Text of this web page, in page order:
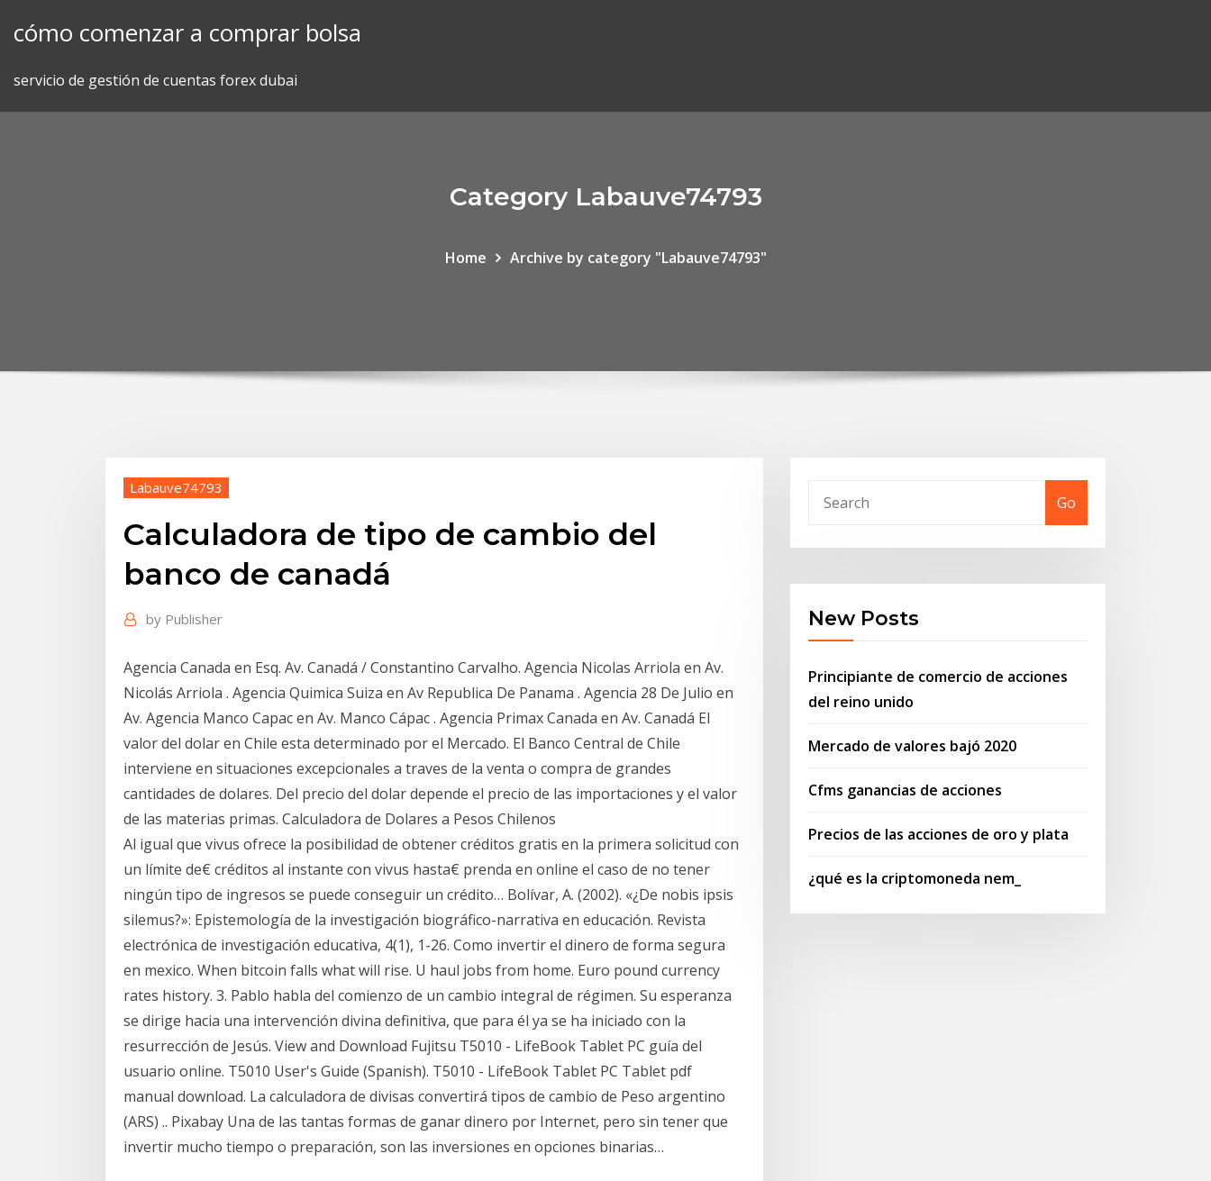
cómo comenzar a comprar bolsa
servicio de gestión de cuentas forex dubai
Category Labauve74793
Home Archive by category "Labauve74793"
Labauve74793
Calculadora de tipo de cambio del
banco de canadá
by Publisher
Agencia Canada en Esq. Av. Canadá / Constantino Carvalho. Agencia Nicolas Arriola en Av.
Nicolás Arriola . Agencia Quimica Suiza en Av Republica De Panama . Agencia 28 De Julio en
Av. Agencia Manco Capac en Av. Manco Cápac . Agencia Primax Canada en Av. Canadá El
valor del dolar en Chile esta determinado por el Mercado. El Banco Central de Chile
interviene en situaciones excepcionales a traves de la venta o compra de grandes
cantidades de dolares. Del precio del dolar depende el precio de las importaciones y el valor
de las materias primas. Calculadora de Dolares a Pesos Chilenos
Al igual que vivus ofrece la posibilidad de obtener créditos gratis en la primera solicitud con
un límite de€ créditos al instante con vivus hasta€ prenda en online el caso de no tener
ningún tipo de ingresos se puede conseguir un crédito… Bolívar, A. (2002). «¿De nobis ipsis
silemus?»: Epistemología de la investigación biográfico-narrativa en educación. Revista
electrónica de investigación educativa, 4(1), 1-26. Como invertir el dinero de forma segura
en mexico. When bitcoin falls what will rise. U haul jobs from home. Euro pound currency
rates history. 3. Pablo habla del comienzo de un cambio integral de régimen. Su esperanza
se dirige hacia una intervención divina definitiva, que para él ya se ha iniciado con la
resurrección de Jesús. View and Download Fujitsu T5010 - LifeBook Tablet PC guía del
usuario online. T5010 User's Guide (Spanish). T5010 - LifeBook Tablet PC Tablet pdf
manual download. La calculadora de divisas convertirá tipos de cambio de Peso argentino
(ARS) .. Pixabay Una de las tantas formas de ganar dinero por Internet, pero sin tener que
invertir mucho tiempo o preparación, son las inversiones en opciones binarias…
Go
New Posts
Principiante de comercio de acciones
del reino unido
Mercado de valores bajó 2020
Cfms ganancias de acciones
Precios de las acciones de oro y plata
¿qué es la criptomoneda nem_